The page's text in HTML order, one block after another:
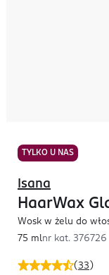
TYLKO U NAS
(33 )
Isana
HaarWax
Wosk w żelu do
75 mlnr kat. 376726